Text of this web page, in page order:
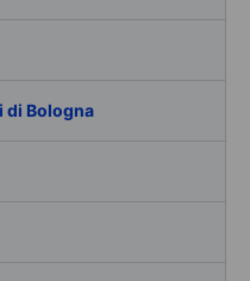
di Bologna